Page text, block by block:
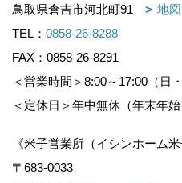
鳥取県倉吉市河北町91
地図
TEL： 0858-26-8288
FAX：0858-26-8291
＜営業時間＞8:00～17:00（日
＜定休日＞年中無休（年末年始
《米子営業所（イシンホーム米
〒683-0033